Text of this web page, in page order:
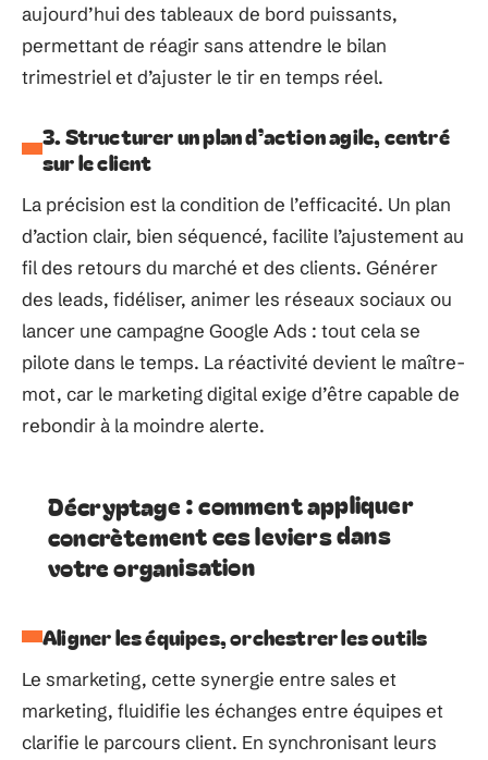
aujourd’hui des tableaux de bord puissants,
permettant de réagir sans attendre le bilan
trimestriel et d’ajuster le tir en temps réel.
3. Structurer un plan d’action agile, centré
sur le client
La précision est la condition de l’efficacité. Un plan
d’action clair, bien séquencé, facilite l’ajustement au
fil des retours du marché et des clients. Générer
des leads, fidéliser, animer les réseaux sociaux ou
lancer une campagne Google Ads : tout cela se
pilote dans le temps. La réactivité devient le maître-
mot, car le marketing digital exige d’être capable de
rebondir à la moindre alerte.
Décryptage : comment appliquer
concrètement ces leviers dans
votre organisation
Aligner les équipes, orchestrer les outils
Le smarketing, cette synergie entre sales et
marketing, fluidifie les échanges entre équipes et
clarifie le parcours client. En synchronisant leurs